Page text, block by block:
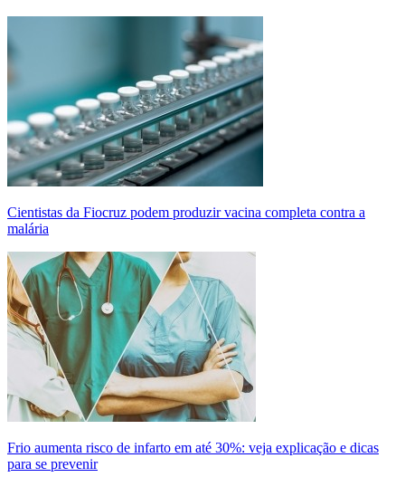
Cientistas da Fiocruz podem produzir vacina completa contra a
malária
Frio aumenta risco de infarto em até 30%: veja explicação e dicas
para se prevenir